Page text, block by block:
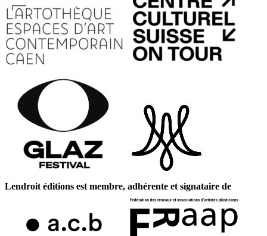
Lendroit éditions est membre, adhérente et signataire de